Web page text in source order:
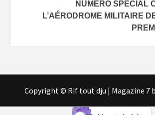
NUMÉRO SPÉCIAL
L’AÉRODROME MILITAIRE
Copyright © Rif tout dju | Magazine 7